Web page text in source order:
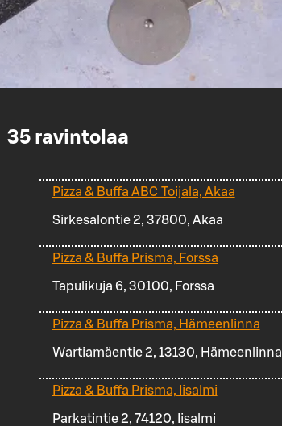
35 ravintolaa
Pizza & Buffa ABC Toijala, Akaa
Sirkesalontie 2, 37800, Akaa
Pizza & Buffa Prisma, Forssa
Tapulikuja 6, 30100, Forssa
Pizza & Buffa Prisma, Hämeenlinna
Wartiamäentie 2, 13130, Hämeenlinna
Pizza & Buffa Prisma, Iisalmi
Parkatintie 2, 74120, Iisalmi